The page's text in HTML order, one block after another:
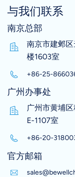
与我们联系
南京总部
南京市建邺
楼1603室
+86-25-
广州办事处
广州市黄埔
E-1107室
+86-20-
官方邮箱